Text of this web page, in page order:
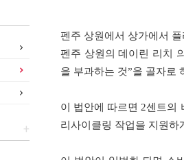
펜주 상원에서 상가에서
펜주 상원의 데이린 리치
을 부과하는 것”을 골자로
이 법안에 따르면 2센트의
리사이클링 작업을 지원하
+